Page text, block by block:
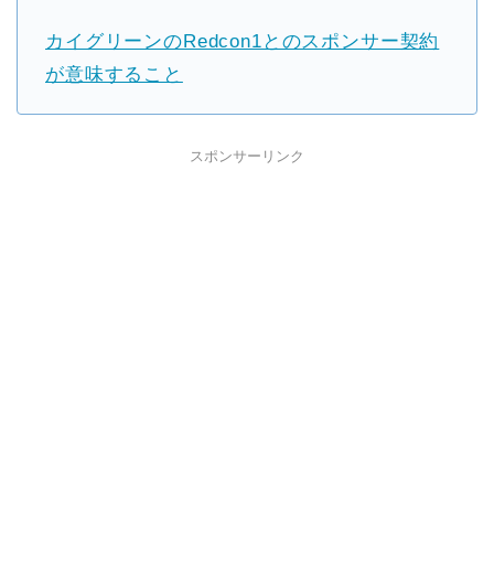
カイグリーンのRedcon1とのスポンサー契約
が意味すること
スポンサーリンク